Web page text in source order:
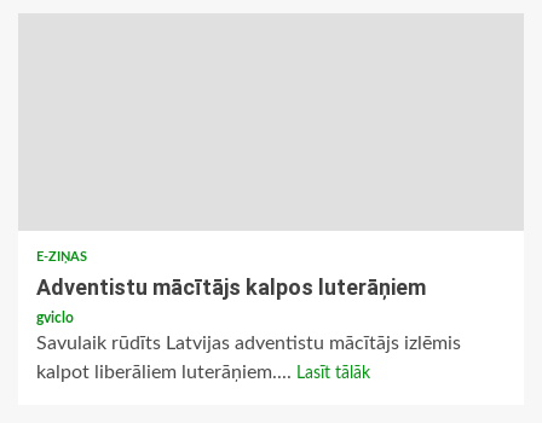
E-ZIŅAS
Adventistu mācītājs kalpos luterāņiem
gviclo
Savulaik rūdīts Latvijas adventistu mācītājs izlēmis
kalpot liberāliem luterāņiem.... Lasīt tālāk